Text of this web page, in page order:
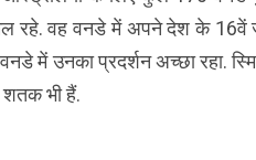
वह वनडे में अपने देश के 16वें
वनडे में उनका प्रदर्शन अच्छा
भी हैं.